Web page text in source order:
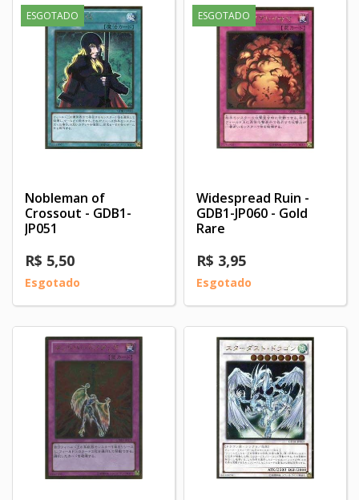
ESGOTADO
Nobleman of
Crossout - GDB1-
JP051
R$ 5,50
Esgotado
ESGOTADO
Widespread Ruin -
GDB1-JP060 - Gold
Rare
R$ 3,95
Esgotado